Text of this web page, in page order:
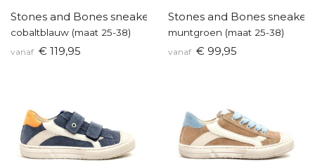
Stones and Bones sneakers
cobaltblauw (maat 25-38)
vanaf € 119,95
Stones and Bones sneakers
muntgroen (maat 25-38)
vanaf € 99,95